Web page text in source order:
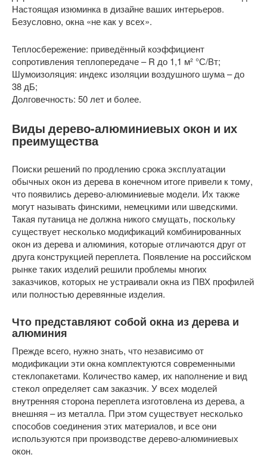
Настоящая изюминка в дизайне ваших интерьеров.
Безусловно, окна «не как у всех».
Теплосбережение: приведённый коэффициент
сопротивления теплопередаче – R до 1,1 м² °С/Вт;
Шумоизоляция: индекс изоляции воздушного шума – до
38 дБ;
Долговечность: 50 лет и более.
Виды дерево-алюминиевых окон и их
преимущества
Поиски решений по продлению срока эксплуатации
обычных окон из дерева в конечном итоге привели к тому,
что появились дерево-алюминиевые модели. Их также
могут называть финскими, немецкими или шведскими.
Такая путаница не должна никого смущать, поскольку
существует несколько модификаций комбинированных
окон из дерева и алюминия, которые отличаются друг от
друга конструкцией переплета. Появление на российском
рынке таких изделий решили проблемы многих
заказчиков, которых не устраивали окна из ПВХ профилей
или полностью деревянные изделия.
Что представляют собой окна из дерева и
алюминия
Прежде всего, нужно знать, что независимо от
модификации эти окна комплектуются современными
стеклопакетами. Количество камер, их наполнение и вид
стекол определяет сам заказчик. У всех моделей
внутренняя сторона переплета изготовлена из дерева, а
внешняя – из металла. При этом существует несколько
способов соединения этих материалов, и все они
используются при производстве дерево-алюминиевых
окон.